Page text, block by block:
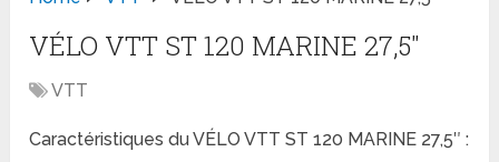
VÉLO VTT ST 120 MARINE 27,5″
VTT
Caractéristiques du VÉLO VTT ST 120 MARINE 27,5″ :